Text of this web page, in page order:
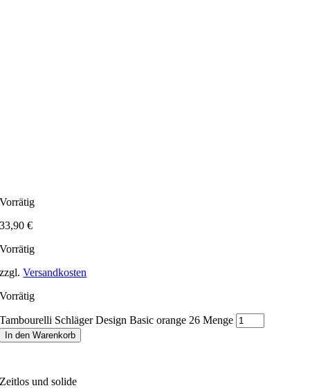
Vorrätig
33,90€
Vorrätig
zzgl.Versandkosten
Vorrätig
Tambourelli Schläger Design Basic orange 26 Menge
In den Warenkorb
Zeitlos und solide